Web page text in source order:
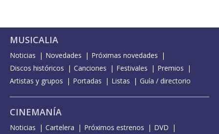
MUSICALIA
Noticias Novedades
Próximas novedades
Discos históricos
Canciones Festivales
Premios
Artistas y grupos
Portadas Listas Guía / directorio
CINEMANÍA
Noticias Cartelera Próximos estrenos
DVD